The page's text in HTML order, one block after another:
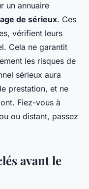
un annuaire
de sérieux. Ces
vérifient leurs
Cela ne garantit
les risques de
sérieux aura
prestation, et ne
Fiez-vous à
ou distant, passez
avant le